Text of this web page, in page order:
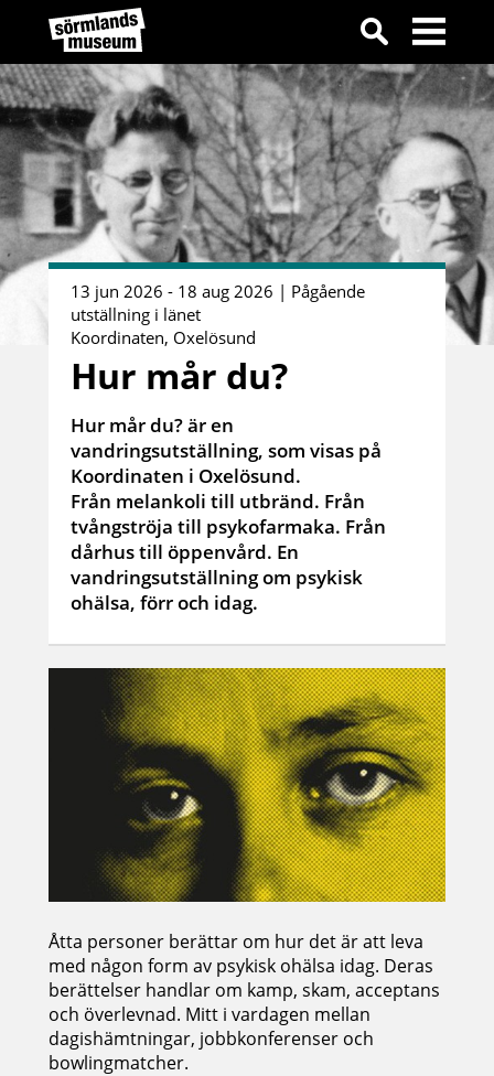
13 jun 2026 - 18 aug 2026 | Pågående
utställning i länet
Koordinaten, Oxelösund
Hur mår du?
Hur mår du? är en
vandringsutställning, som visas på
Koordinaten i Oxelösund.
Från melankoli till utbränd. Från
tvångströja till psykofarmaka. Från
dårhus till öppenvård. En
vandringsutställning om psykisk
ohälsa, förr och idag.
Åtta personer berättar om hur det är att leva
med någon form av psykisk ohälsa idag. Deras
berättelser handlar om kamp, skam, acceptans
och överlevnad. Mitt i vardagen mellan
dagishämtningar, jobbkonferenser och
bowlingmatcher.